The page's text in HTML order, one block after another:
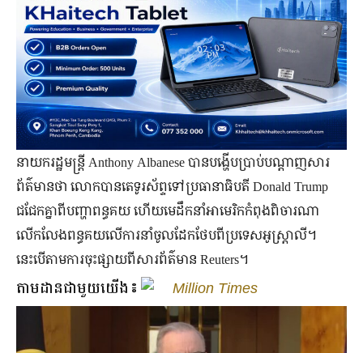
នាយករដ្ឋមន្ត្រី Anthony Albanese បានបង្ហើបប្រាប់បណ្ដាញសារ
ព័ត៌មានថា លោកបានតេទូរស័ព្ទទៅប្រធានាធិបតី Donald Trump
ជជែកគ្នាពីបញ្ហាពន្ធគយ ហើយមេដឹកនាំអាមេរិកកំពុងពិចារណា
លើកលែងពន្ធគយលើការនាំចូលដែកថែបពីប្រទេសអូស្ត្រាលី។
នេះបើតាមការចុះផ្សាយពីសារព័ត៌មាន Reuters។
តាមដានជាមួយយើង៖ Million Times